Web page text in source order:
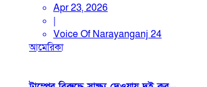
Apr 23, 2026
|
Voice Of Narayanganj 24
আমেরিকা